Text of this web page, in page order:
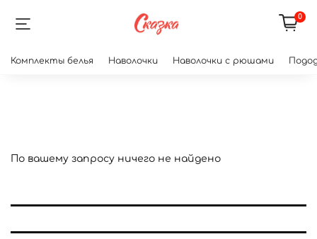
0
Комплекты белья Наволочки Наволочки с рюшами
По вашему запросу ничего не найдено